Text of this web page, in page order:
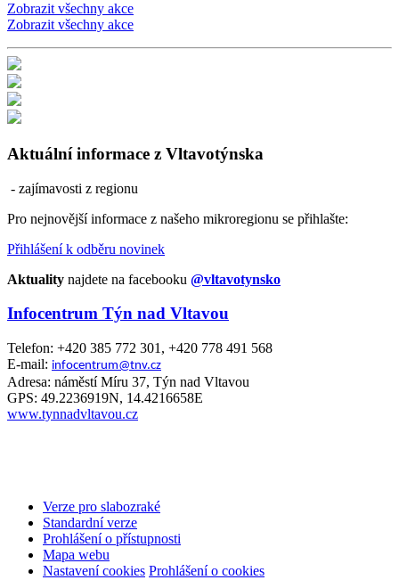
Zobrazit všechny akce
Zobrazit všechny akce
Aktuální informace z Vltavotýnska
- zajímavosti z regionu
Pro nejnovější informace z našeho mikroregionu se přihlašte:
Přihlášení k odběru novinek
Aktuality najdete na facebooku @vltavotynsko
Infocentrum Týn nad Vltavou
Telefon: +420 385 772 301, +420 778 491 568
E-mail: infocentrum@tnv.cz
Adresa: náměstí Míru 37, Týn nad Vltavou
GPS: 49.2236919N, 14.4216658E
www.tynnadvltavou.cz
Verze pro slabozraké
Standardní verze
Prohlášení o přístupnosti
Mapa webu
Nastavení cookies Prohlášení o cookies